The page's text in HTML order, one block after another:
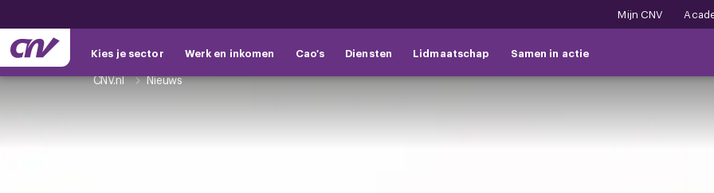
Mijn CNV
Kies je sector Werk en inkomen Cao's Diensten Lidmaatschap Samen in actie
CNV.nl
Nieuws